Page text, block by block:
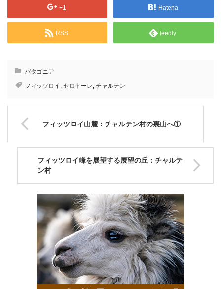
+1 Hatena
RSS feedly
パタゴニア
フィッツロイ , セロトーレ, チャルテン
フィッツロイ山麓：チャルテン村の裏山へ①
フィッツロイ峰を展望する展望の丘：チャルテ
ン村